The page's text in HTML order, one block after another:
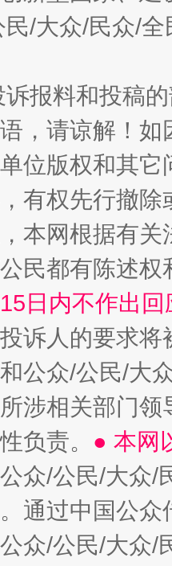
/大众/民众/
报料和投稿
，请谅解！
位版权和其它
有权先行撤
本网根据有
民都有陈述
日内不作出
诉人的要求将
公众/公民/大
涉相关部门
负责。 ● 本网
公众/公民/大众
通过中国公
众/公民/大众